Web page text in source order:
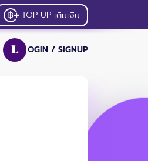
TOP UP เติมเงิน
L OGIN / SIGNUP